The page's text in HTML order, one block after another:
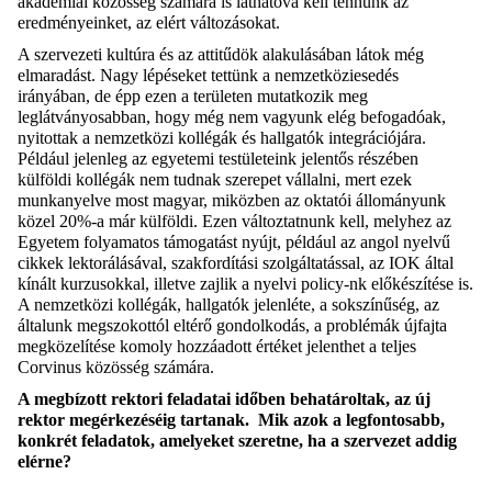
eredményeinket, az elért változásokat.
A szervezeti kultúra és az attitűdök alakulásában látok még
elmaradást. Nagy lépéseket tettünk a nemzetköziesedés
irányában, de épp ezen a területen mutatkozik meg
leglátványosabban, hogy még nem vagyunk elég befogadóak,
nyitottak a nemzetközi kollégák és hallgatók integrációjára.
Például jelenleg az egyetemi testületeink jelentős részében
külföldi kollégák nem tudnak szerepet vállalni, mert ezek
munkanyelve most magyar, miközben az oktatói állományunk
közel 20%-a már külföldi. Ezen változtatnunk kell, melyhez az
Egyetem folyamatos támogatást nyújt, például az angol nyelvű
cikkek lektorálásával, szakfordítási szolgáltatással, az IOK által
kínált kurzusokkal, illetve zajlik a nyelvi policy-nk előkészítése is.
A nemzetközi kollégák, hallgatók jelenléte, a sokszínűség, az
általunk megszokottól eltérő gondolkodás, a problémák újfajta
megközelítése komoly hozzáadott értéket jelenthet a teljes
Corvinus közösség számára.
A megbízott rektori feladatai időben behatároltak, az új
rektor megérkezéséig tartanak. Mik azok a legfontosabb,
konkrét feladatok, amelyeket szeretne, ha a szervezet addig
elérne?